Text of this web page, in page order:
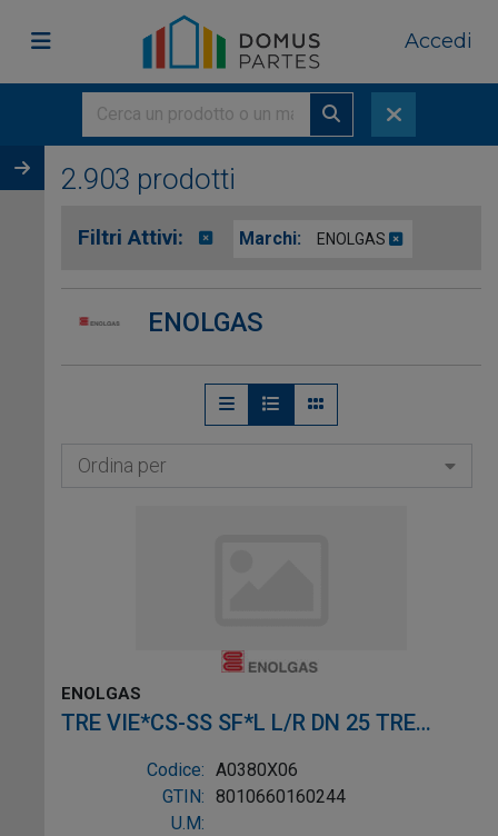
Accedi
2.903 prodotti
Filtri Attivi: Marchi: ENOLGAS
ENOLGAS
Ordina per
ENOLGAS
TRE VIE*CS-SS SF*L L/R DN 25 TRE
VIE*CS-SS SF*L L/R DN 2
Codice: A0380X06
GTIN: 8010660160244
U.M: